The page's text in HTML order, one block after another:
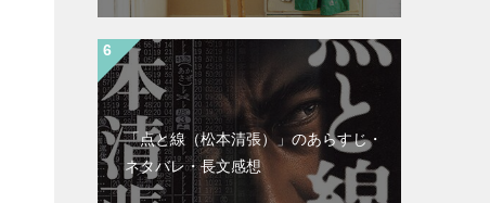
「点と線（松本清張）」のあらすじ・
ネタバレ・長文感想